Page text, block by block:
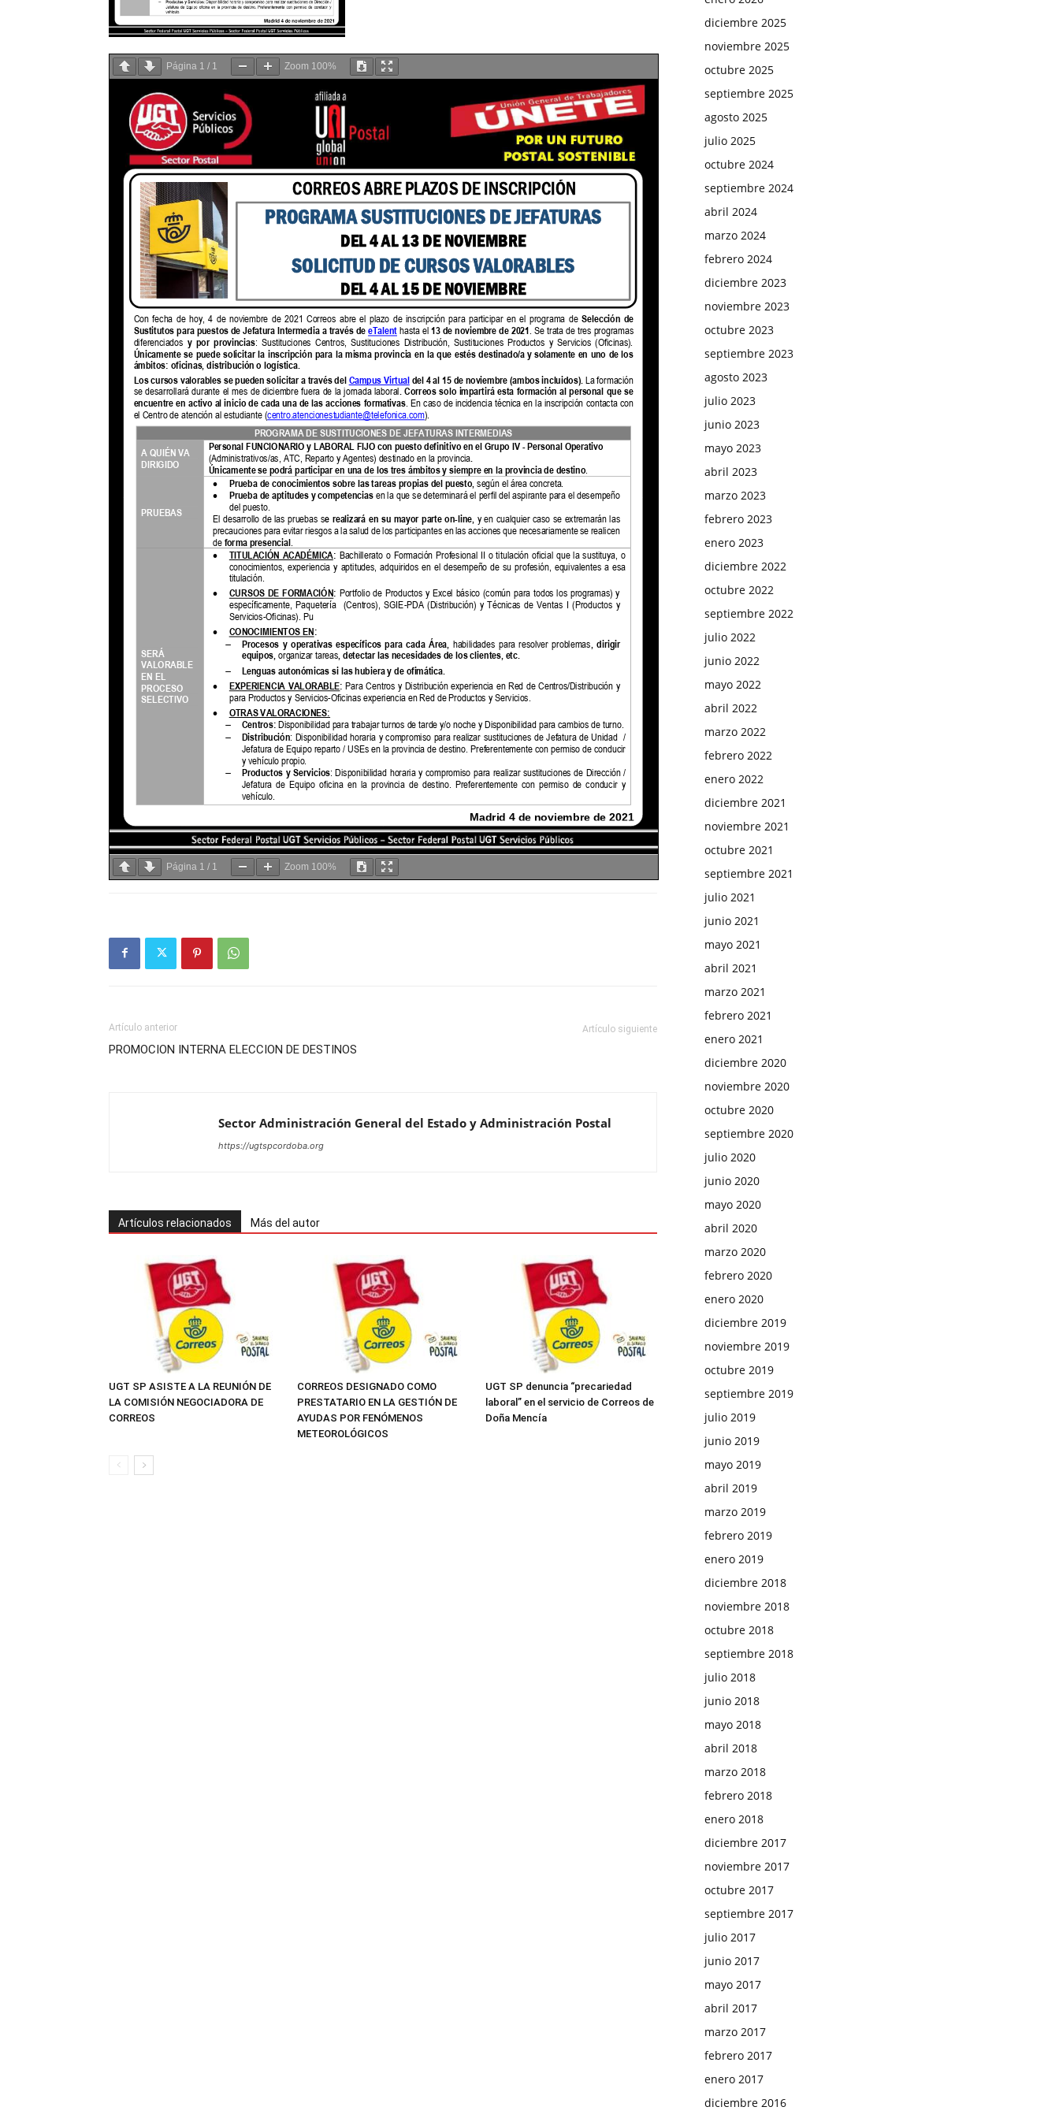
Página 1 / 1 Zoom 100%
Página 1 / 1 Zoom 100%
Artículo anterior
PROMOCION INTERNA ELECCION DE DESTINOS
Artículo siguiente
Sector Administración General del Estado y Administración Postal
https://ugtspcordoba.org
Artículos relacionados Más del autor
UGT SP ASISTE A LA REUNIÓN DE
LA COMISIÓN NEGOCIADORA DE
CORREOS
CORREOS DESIGNADO COMO
PRESTATARIO EN LA GESTIÓN DE
AYUDAS POR FENÓMENOS
METEOROLÓGICOS
UGT SP denuncia “precariedad
laboral” en el servicio de Correos de
Doña Mencía
diciembre 2025
noviembre 2025
octubre 2025
septiembre 2025
agosto 2025
julio 2025
octubre 2024
septiembre 2024
abril 2024
marzo 2024
febrero 2024
diciembre 2023
noviembre 2023
octubre 2023
septiembre 2023
agosto 2023
julio 2023
junio 2023
mayo 2023
abril 2023
marzo 2023
febrero 2023
enero 2023
diciembre 2022
octubre 2022
septiembre 2022
julio 2022
junio 2022
mayo 2022
abril 2022
marzo 2022
febrero 2022
enero 2022
diciembre 2021
noviembre 2021
octubre 2021
septiembre 2021
julio 2021
junio 2021
mayo 2021
abril 2021
marzo 2021
febrero 2021
enero 2021
diciembre 2020
noviembre 2020
octubre 2020
septiembre 2020
julio 2020
junio 2020
mayo 2020
abril 2020
marzo 2020
febrero 2020
enero 2020
diciembre 2019
noviembre 2019
octubre 2019
septiembre 2019
julio 2019
junio 2019
mayo 2019
abril 2019
marzo 2019
febrero 2019
enero 2019
diciembre 2018
noviembre 2018
octubre 2018
septiembre 2018
julio 2018
junio 2018
mayo 2018
abril 2018
marzo 2018
febrero 2018
enero 2018
diciembre 2017
noviembre 2017
octubre 2017
septiembre 2017
julio 2017
junio 2017
mayo 2017
abril 2017
marzo 2017
febrero 2017
enero 2017
diciembre 2016